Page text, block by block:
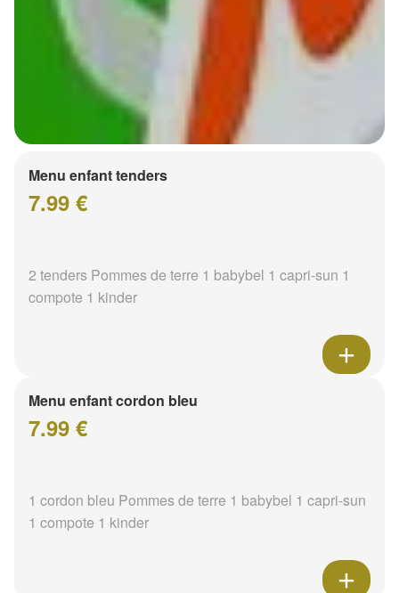
Menu enfant tenders
7.99 €
2 tenders Pommes de terre 1 babybel 1 capri-sun 1
compote 1 kinder
Menu enfant cordon bleu
7.99 €
1 cordon bleu Pommes de terre 1 babybel 1 capri-sun
1 compote 1 kinder